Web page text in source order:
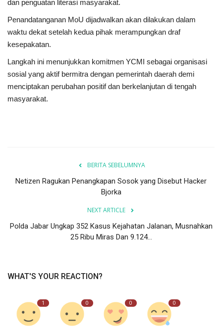
dan penguatan literasi masyarakat.
Penandatanganan MoU dijadwalkan akan dilakukan dalam
waktu dekat setelah kedua pihak merampungkan draf
kesepakatan.
Langkah ini menunjukkan komitmen YCMI sebagai organisasi
sosial yang aktif bermitra dengan pemerintah daerah demi
menciptakan perubahan positif dan berkelanjutan di tengah
masyarakat.
BERITA SEBELUMNYA
Netizen Ragukan Penangkapan Sosok yang Disebut Hacker
Bjorka
NEXT ARTICLE
Polda Jabar Ungkap 352 Kasus Kejahatan Jalanan, Musnahkan
25 Ribu Miras Dan 9.124...
WHAT'S YOUR REACTION?
1 0 0 0